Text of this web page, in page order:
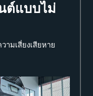
ต์แบบไม่
ามเสี่ยงเสียหาย